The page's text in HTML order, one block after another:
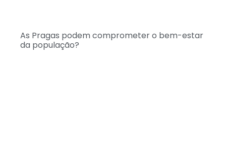
As Pragas podem comprometer o bem-estar
da população?